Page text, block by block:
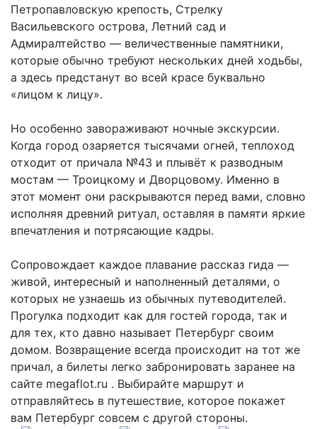
Петропавловскую крепость, Стрелку
Васильевского острова, Летний сад и
Адмиралтейство — величественные памятники,
которые обычно требуют нескольких дней ходьбы,
а здесь предстанут во всей красе буквально
«лицом к лицу».
Но особенно завораживают ночные экскурсии.
Когда город озаряется тысячами огней, теплоход
отходит от причала №43 и плывёт к разводным
мостам — Троицкому и Дворцовому. Именно в
этот момент они раскрываются перед вами, словно
исполняя древний ритуал, оставляя в памяти яркие
впечатления и потрясающие кадры.
Сопровождает каждое плавание рассказ гида —
живой, интересный и наполненный деталями, о
которых не узнаешь из обычных путеводителей.
Прогулка подходит как для гостей города, так и
для тех, кто давно называет Петербург своим
домом. Возвращение всегда происходит на тот же
причал, а билеты легко забронировать заранее на
сайте megaflot.ru . Выбирайте маршрут и
отправляйтесь в путешествие, которое покажет
вам Петербург совсем с другой стороны.